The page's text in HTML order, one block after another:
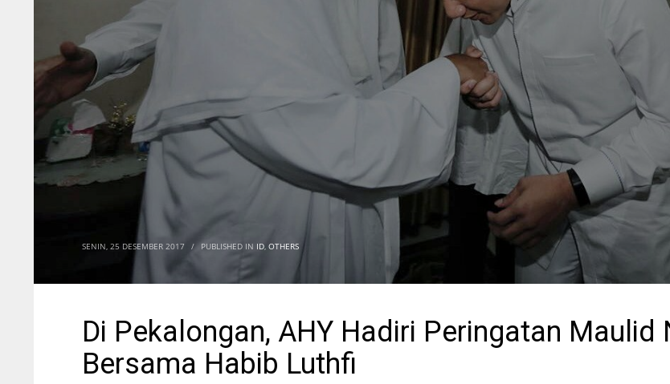
SENIN, 25 DESEMBER 2017 / PUBLISHED IN ID, OTHERS
Di Pekalongan, AHY Hadiri Peringatan Maulid
Bersama Habib Luthfi